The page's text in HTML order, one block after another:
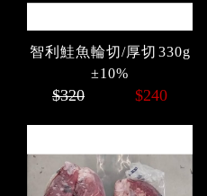
智利鮭魚輪切/厚切 330g
±10%
$320 $240